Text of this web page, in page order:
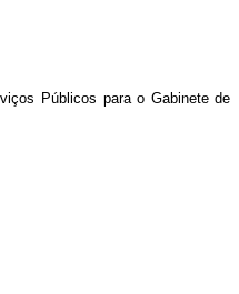
Públicos para o Gabinete de